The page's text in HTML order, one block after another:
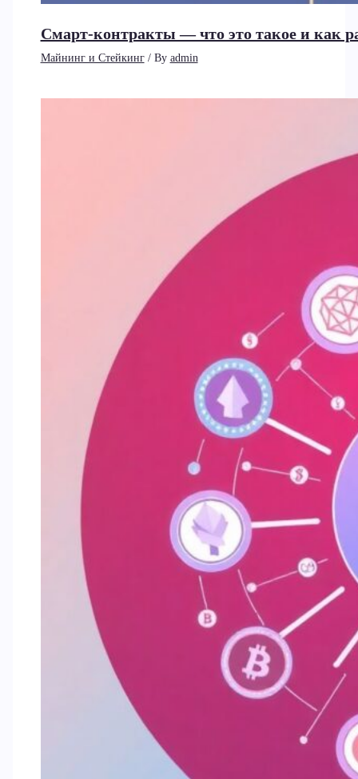
Смарт-контракты — что это такое и как
Майнинг и Стейкинг/ By admin